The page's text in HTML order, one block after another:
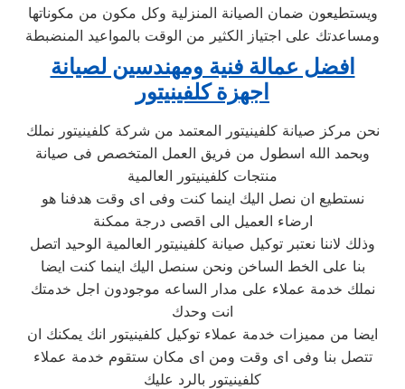
ويستطيعون ضمان الصيانة المنزلية وكل مكون من مكوناتها
ومساعدتك على اجتياز الكثير من الوقت بالمواعيد المنضبطة
افضل عمالة فنية ومهندسين لصيانة
اجهزة كلفينيتور
نحن مركز صيانة كلفينيتور المعتمد من شركة كلفينيتور نملك
وبحمد الله اسطول من فريق العمل المتخصص فى صيانة
منتجات كلفينيتور العالمية
نستطيع ان نصل اليك اينما كنت وفى اى وقت هدفنا هو
ارضاء العميل الى اقصى درجة ممكنة
وذلك لاننا نعتبر توكيل صيانة كلفينيتور العالمية الوحيد اتصل
بنا على الخط الساخن ونحن سنصل اليك اينما كنت ايضا
نملك خدمة عملاء على مدار الساعه موجودون اجل خدمتك
انت وحدك
ايضا من مميزات خدمة عملاء توكيل كلفينيتور انك يمكنك ان
تتصل بنا وفى اى وقت ومن اى مكان ستقوم خدمة عملاء
كلفينيتور بالرد عليك